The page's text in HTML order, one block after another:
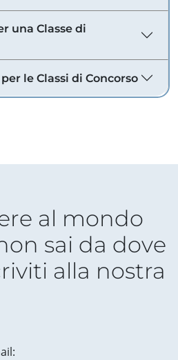
una Classe di
le Classi di Concorso
al mondo
sai da dove
alla nostra